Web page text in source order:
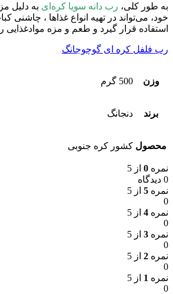
به طور کلی، رب دانه سویا کره‌ای به دلیل
خود، می‌تواند در تهیه انواع غذاها ،
استفاده قرار گیرد و طعم و مزه موادغذایی
رب فلفل کره ای گوچوجانگ
وزن 500 گرم
برند دنجانگ
محصول کشور کره جنوبی
نمره 0 از 5
0 دیدگاه
نمره 5 از 5
0
نمره 4 از 5
0
نمره 3 از 5
0
نمره 2 از 5
0
نمره 1 از 5
0